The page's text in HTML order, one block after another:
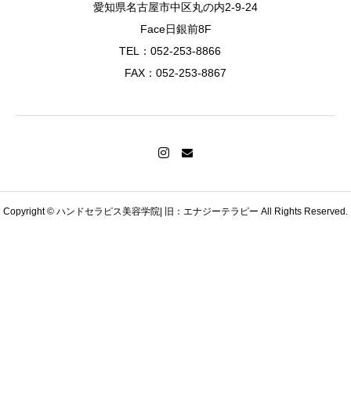
愛知県名古屋市中区丸の内2-9-24
Face日銀前8F
TEL：052-253-8866
FAX：052-253-8867
Copyright © ハンドセラピス美容学院| 旧：エナジーテラピー All Rights Reserved.